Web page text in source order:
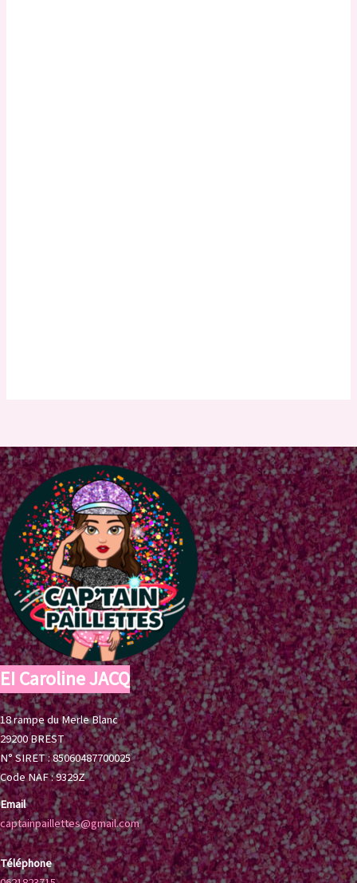
EI Caroline JACQ
18 rampe du Merle Blanc
29200 BREST
N° SIRET : 85060487700025
Code NAF : 9329Z
Email
captainpaillettes@gmail.com
Téléphone